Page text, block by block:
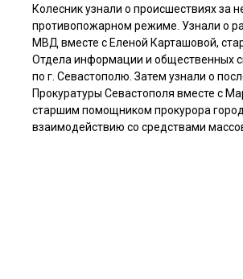
Колесник узнали о происшествиях за
противопожарном режиме. Узнали о
МВД вместе с Еленой Карташовой,
Отдела информации и общественных
по г. Севастополю. Затем узнали о
Прокуратуры Севастополя вместе с
старшим помощником прокурора
взаимодействию со средствами